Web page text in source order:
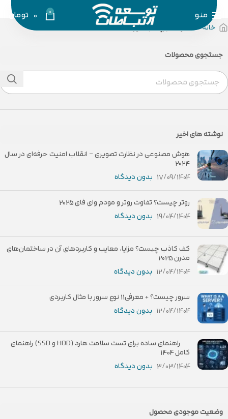
منو 0
0 تومان
خانه محصولات برچسب خورده “Neterbit”
جستجوی محصولات
نوشته های اخیر
هوش مصنوعی در نظارت تصویری – انقلاب امنیت حرفه‌ای در سال
۲۰۲۴
17/09/1404 بدون دیدگاه
روتر چیست؟ تفاوت روتر و مودم وای فای 2025
19/04/1404 بدون دیدگاه
کف کاذب چیست؟ مزایا، معایب و کاربردهای آن در ساختمان‌های
مدرن 2025
12/04/1404 بدون دیدگاه
سرور چیست؟ + معرفی11 نوع سرور با مثال کاربردی
12/04/1404 بدون دیدگاه
راهنمای ساده برای تست سلامت هارد (HDD و SSD) راهنمای
کامل 1404
3/03/1404 بدون دیدگاه
وضعیت موجودی محصول